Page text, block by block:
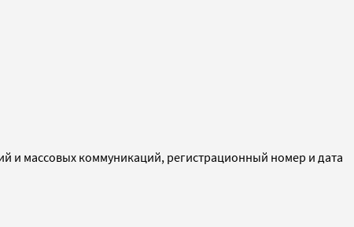
и массовых коммуникаций, регистрационный номер и дата